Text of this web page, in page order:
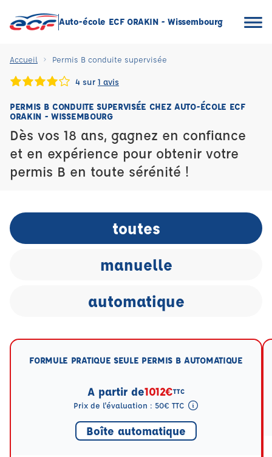
Auto-école ECF ORAKIN - Wissembourg
Accueil Permis B conduite supervisée
4 sur 1 avis
PERMIS B CONDUITE SUPERVISÉE CHEZ AUTO-ÉCOLE ECF
ORAKIN - WISSEMBOURG
Dès vos 18 ans, gagnez en confiance
et en expérience pour obtenir votre
permis B en toute sérénité !
toutes
manuelle
automatique
FORMULE PRATIQUE SEULE PERMIS B AUTOMATIQUE
A partir de1012€TTC
Prix de l'évaluation : 50€ TTC
Boîte automatique